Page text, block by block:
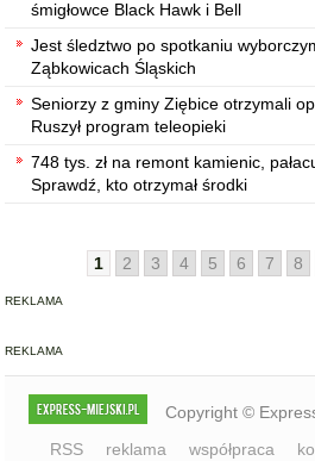
śmigłowce Black Hawk i Bell
Jest śledztwo po spotkaniu
Ząbkowicach Śląskich
Seniorzy z gminy Ziębice otrzymali
Ruszył program teleopieki
748 tys. zł na remont kamienic,
Sprawdź, kto otrzymał środki
1 2 3 4 5 6 7 8
REKLAMA
REKLAMA
Copyright ©
RSS
reklama współpraca